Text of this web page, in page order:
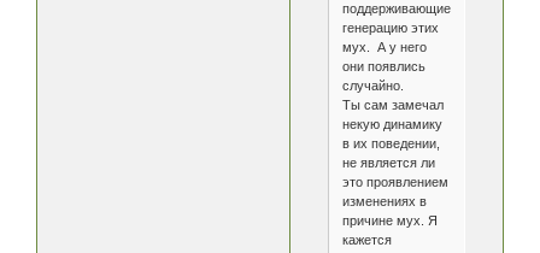
поддерживающие
генерацию этих
мух. А у него
они появлись
случайно.
Ты сам замечал
некую динамику
в их поведении,
не является ли
это проявлением
изменениях в
причине мух. Я
кажется